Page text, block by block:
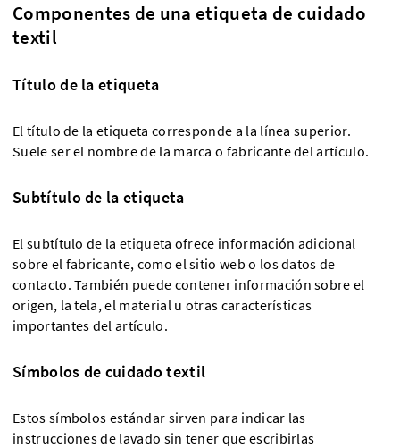
Componentes de una etiqueta de cuidado
textil
Título de la etiqueta
El título de la etiqueta corresponde a la línea superior.
Suele ser el nombre de la marca o fabricante del artículo.
Subtítulo de la etiqueta
El subtítulo de la etiqueta ofrece información adicional
sobre el fabricante, como el sitio web o los datos de
contacto. También puede contener información sobre el
origen, la tela, el material u otras características
importantes del artículo.
Símbolos de cuidado textil
Estos símbolos estándar sirven para indicar las
instrucciones de lavado sin tener que escribirlas